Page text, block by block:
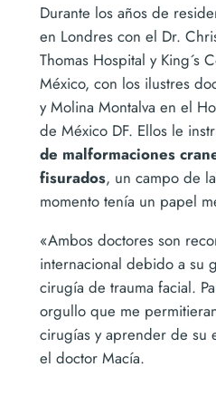
Durante los años de
en Londres con el Dr.
Thomas Hospital y King´s
México, con los ilustres
y Molina Montalva en el
de México DF. Ellos le
de malformaciones
fisurados, un campo de
momento tenía un papel
«Ambos doctores son
internacional debido a su
cirugía de trauma facial.
orgullo que me
cirugías y aprender de su
el doctor Macía.